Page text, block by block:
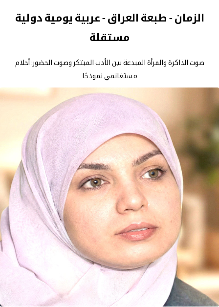
الزمان - طبعة العراق - عربية يومية دولية
مستقلة
صوت الذاكرة والمرأة المبدعة بين الأدب المبتكر وصوت الحضور: أحلام
مستغانمي نموذجًا